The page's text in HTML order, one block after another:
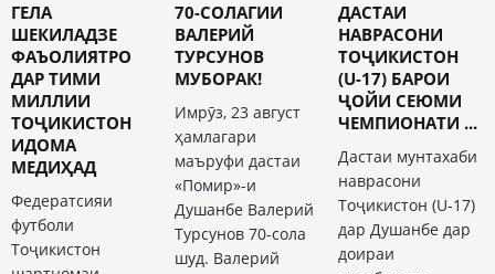
ГЕЛА
ШЕКИЛАДЗЕ
ФАЪОЛИЯТРО
ДАР ТИМИ
МИЛЛИИ
ТОҶИКИСТОН
ИДОМА
МЕДИҲАД
Федератсияи
футболи
Тоҷикистон
70-СОЛАГИИ
ВАЛЕРИЙ
ТУРСУНОВ
МУБОРАК!
Имрӯз, 23 август
ҳамлагари
маъруфи дастаи
«Помир»-и
Душанбе Валерий
Турсунов 70-сола
шуд. Валерий
ДАСТАИ
НАВРАСОНИ
ТОҶИКИСТОН
(U-17) БАРОИ
ҶОЙИ СЕЮМИ
ЧЕМПИОНАТИ ...
Дастаи мунтахаби
наврасони
Тоҷикистон (U-17)
дар Душанбе дар
доираи